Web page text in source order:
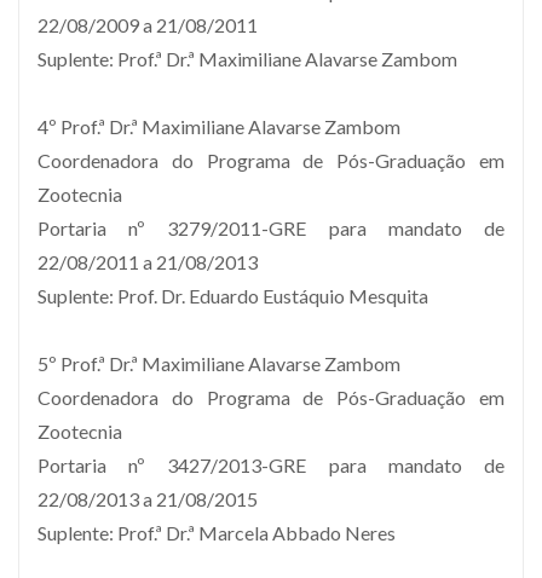
22/08/2009 a 21/08/2011
Suplente: Prof.ª Dr.ª Maximiliane Alavarse Zambom
4º Prof.ª Dr.ª Maximiliane Alavarse Zambom
Coordenadora do Programa de Pós-Graduação em
Zootecnia
Portaria nº 3279/2011-GRE para mandato de
22/08/2011 a 21/08/2013
Suplente: Prof. Dr. Eduardo Eustáquio Mesquita
5º Prof.ª Dr.ª Maximiliane Alavarse Zambom
Coordenadora do Programa de Pós-Graduação em
Zootecnia
Portaria nº 3427/2013-GRE para mandato de
22/08/2013 a 21/08/2015
Suplente: Prof.ª Dr.ª Marcela Abbado Neres